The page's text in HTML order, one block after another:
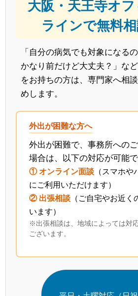
大阪・天王寺オ
ラインで無料
「自分の病気でも対象になる
かなり前だけど大丈夫？」な
をお持ちの方は、専門家へ相
めします。
外出が困難な方へ
外出が困難で、事務所への
場合は、以下の対応が可能で
① オンライン面談 （スマホ
にご利用いただけます）
② 出張相談 （ご自宅やお近く
います）
※出張相談は、地域によっては対
ございます。